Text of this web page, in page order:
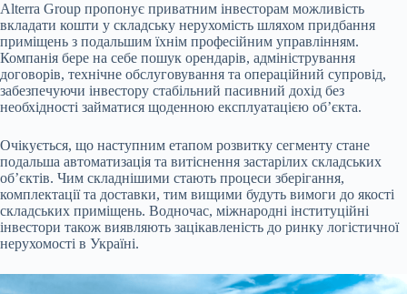
Alterra Group пропонує приватним інвесторам можливість
вкладати кошти у складську нерухомість шляхом придбання
приміщень з подальшим їхнім професійним управлінням.
Компанія бере на себе пошук орендарів, адміністрування
договорів, технічне обслуговування та операційний супровід,
забезпечуючи інвестору стабільний пасивний дохід без
необхідності займатися щоденною експлуатацією об’єкта.
Очікується, що наступним етапом розвитку сегменту стане
подальша автоматизація та витіснення застарілих складських
об’єктів. Чим складнішими стають процеси зберігання,
комплектації та доставки, тим вищими будуть вимоги до якості
складських приміщень. Водночас, міжнародні інституційні
інвестори також виявляють зацікавленість до ринку логістичної
нерухомості в Україні.